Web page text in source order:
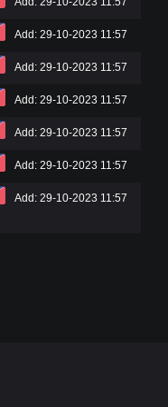
Add: 29-10-2023 11:57
Add: 29-10-2023 11:57
Add: 29-10-2023 11:57
Add: 29-10-2023 11:57
Add: 29-10-2023 11:57
Add: 29-10-2023 11:57